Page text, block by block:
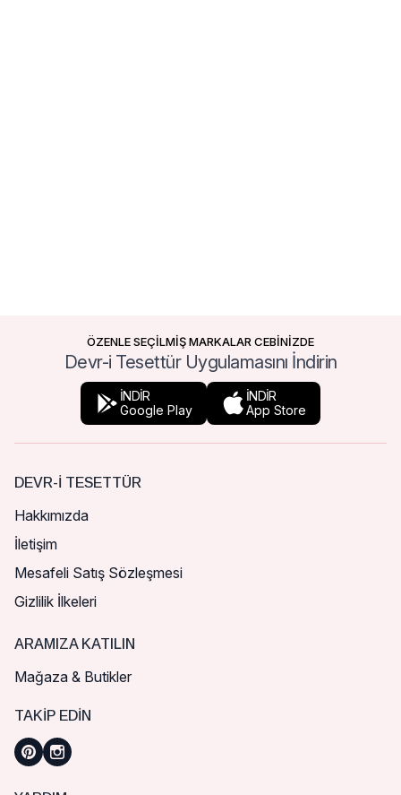
ÖZENLE SEÇİLMİŞ MARKALAR CEBİNİZDE
Devr-i Tesettür Uygulamasını İndirin
İNDİR
Google Play
İNDİR
App Store
DEVR-I TESETTÜR
Hakkımızda
İletişim
Mesafeli Satış Sözleşmesi
Gizlilik İlkeleri
ARAMIZA KATILIN
Mağaza & Butikler
TAKIP EDIN